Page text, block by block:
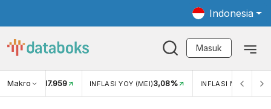
Indonesia
Masuk
Makro
USD/IDR 17.959 INFLASI YOY (MEI)3,08% INFLASI MOM (MEI)